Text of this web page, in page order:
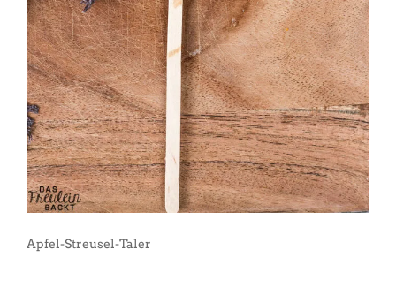
Apfel-Streusel-Taler